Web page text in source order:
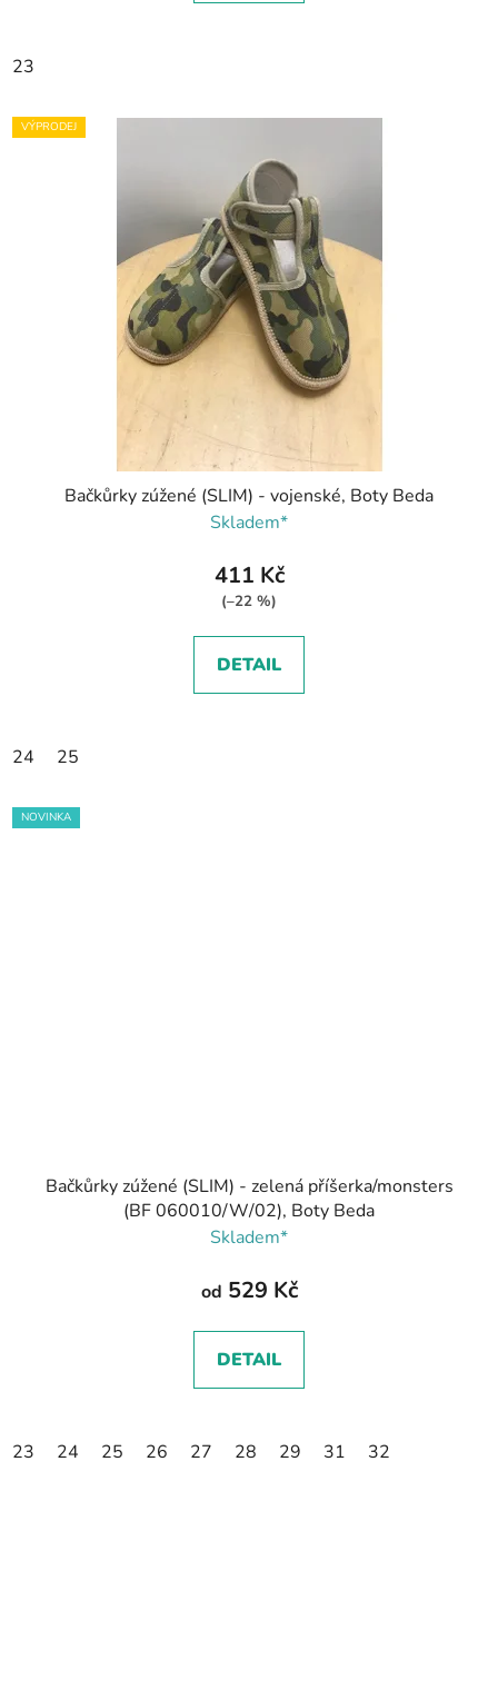
23
VÝPRODEJ
Bačkůrky zúžené (SLIM) - vojenské, Boty Beda
Skladem*
411 Kč
(–22 %)
DETAIL
24 25
NOVINKA
Bačkůrky zúžené (SLIM) - zelená příšerka/monsters
(BF 060010/W/02), Boty Beda
Skladem*
od 529 Kč
DETAIL
23 24 25 26 27 28 29 31 32